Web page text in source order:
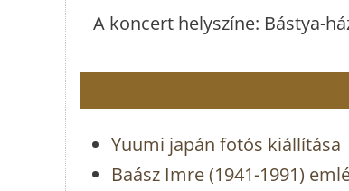
A koncert helyszíne: Bástya-
Yuumi japán fotós kiállítása
Baász Imre (1941-1991)